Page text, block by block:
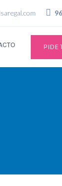
PIDE